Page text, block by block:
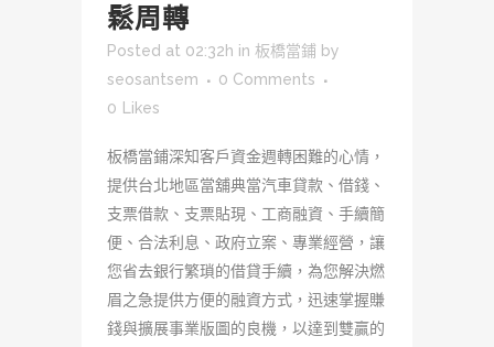
鬆周轉
Posted at 02:32h in 板橋當鋪 by
seosantsem
0 Comments
0 Likes
板橋當鋪深知客戶資金週轉困難的心情，
提供台北地區當舖典當汽車貸款、借錢、
支票借款、支票貼現、工商融資、手續簡
便、合法利息、政府立案、專業經營，讓
您省去銀行繁瑣的借貸手續，為您解決燃
眉之急提供方便的融資方式，迅速掌握賺
錢與擴展事業版圖的良機，以達到雙贏的